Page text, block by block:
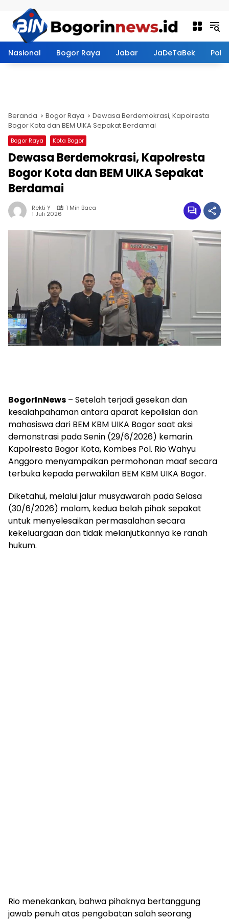
Nasional Bogor Raya Jabar JaDeTaBek
Beranda Bogor Raya
Dewasa Berdemokrasi, Kapolresta
Bogor Kota dan BEM UIKA Sepakat Berdamai
Bogor Raya Kota Bogor
Dewasa Berdemokrasi, Kapolresta
Bogor Kota dan BEM UIKA Sepakat
Berdamai
Rekti Y 1 Min Baca
1 Juli 2026
BogorInNews – Setelah terjadi gesekan dan
kesalahpahaman antara aparat kepolisian dan
mahasiswa dari BEM KBM UIKA Bogor saat aksi
demonstrasi pada Senin (29/6/2026) kemarin.
Kapolresta Bogor Kota, Kombes Pol. Rio Wahyu
Anggoro menyampaikan permohonan maaf secara
terbuka kepada perwakilan BEM KBM UIKA Bogor.
Diketahui, melalui jalur musyawarah pada Selasa
(30/6/2026) malam, kedua belah pihak sepakat
untuk menyelesaikan permasalahan secara
kekeluargaan dan tidak melanjutkannya ke ranah
hukum.
Rio menekankan, bahwa pihaknya bertanggung
jawab penuh atas pengobatan salah seorang